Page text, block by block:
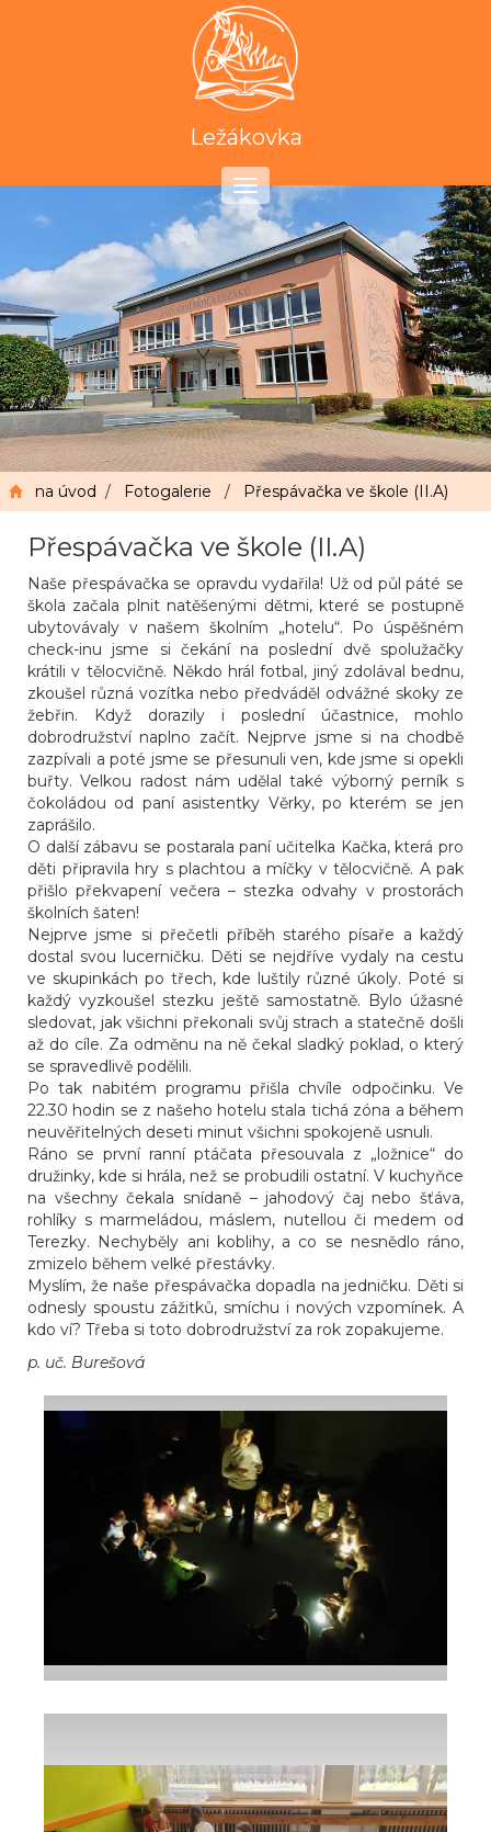
Ležákovka
Toggle
navigation
na úvod / Fotogalerie / Přespávačka ve škole (II.A)
Přespávačka ve škole (II.A)
Naše přespávačka se opravdu vydařila! Už od půl páté se
škola začala plnit natěšenými dětmi, které se postupně
ubytovávaly v našem školním „hotelu“. Po úspěšném
check-inu jsme si čekání na poslední dvě spolužačky
krátili v tělocvičně. Někdo hrál fotbal, jiný zdolával bednu,
zkoušel různá vozítka nebo předváděl odvážné skoky ze
žebřin. Když dorazily i poslední účastnice, mohlo
dobrodružství naplno začít. Nejprve jsme si na chodbě
zazpívali a poté jsme se přesunuli ven, kde jsme si opekli
buřty. Velkou radost nám udělal také výborný perník s
čokoládou od paní asistentky Věrky, po kterém se jen
zaprášilo.
O další zábavu se postarala paní učitelka Kačka, která pro
děti připravila hry s plachtou a míčky v tělocvičně. A pak
přišlo překvapení večera – stezka odvahy v prostorách
školních šaten!
Nejprve jsme si přečetli příběh starého písaře a každý
dostal svou lucerničku. Děti se nejdříve vydaly na cestu
ve skupinkách po třech, kde luštily různé úkoly. Poté si
každý vyzkoušel stezku ještě samostatně. Bylo úžasné
sledovat, jak všichni překonali svůj strach a statečně došli
až do cíle. Za odměnu na ně čekal sladký poklad, o který
se spravedlivě podělili.
Po tak nabitém programu přišla chvíle odpočinku. Ve
22.30 hodin se z našeho hotelu stala tichá zóna a během
neuvěřitelných deseti minut všichni spokojeně usnuli.
Ráno se první ranní ptáčata přesouvala z „ložnice“ do
družinky, kde si hrála, než se probudili ostatní. V kuchyňce
na všechny čekala snídaně – jahodový čaj nebo šťáva,
rohlíky s marmeládou, máslem, nutellou či medem od
Terezky. Nechyběly ani koblihy, a co se nesnědlo ráno,
zmizelo během velké přestávky.
Myslím, že naše přespávačka dopadla na jedničku. Děti si
odnesly spoustu zážitků, smíchu i nových vzpomínek. A
kdo ví? Třeba si toto dobrodružství za rok zopakujeme.
p. uč. Burešová